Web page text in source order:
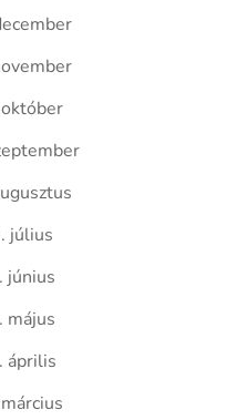
július
június
május
április